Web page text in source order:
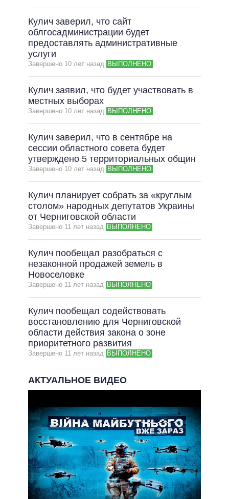
Кулич заверил, что сайт
облгосадминистрации будет
предоставлять административные
услуги
Завершено 10 лет назад ВЫПОЛНЕНО
Кулич заявил, что будет участвовать в
местных выборах
Завершено 10 лет назад ВЫПОЛНЕНО
Кулич заверил, что в сентябре на
сессии областного совета будет
утверждено 5 территориальных общин
Завершено 10 лет назад ВЫПОЛНЕНО
Кулич планирует собрать за «круглым
столом» народных депутатов Украины
от Черниговской области
Завершено 11 лет назад ВЫПОЛНЕНО
Кулич пообещал разобраться с
незаконной продажей земель в
Новоселовке
Завершено 11 лет назад ВЫПОЛНЕНО
Кулич пообещал содействовать
восстановлению для Черниговской
области действия закона о зоне
приоритетного развития
Завершено 11 лет назад ВЫПОЛНЕНО
АКТУАЛЬНОЕ ВИДЕО